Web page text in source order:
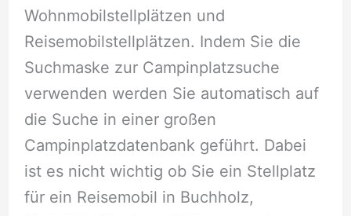
Wohnmobilstellplätzen und
Reisemobilstellplätzen. Indem Sie die
Suchmaske zur Campinplatzsuche
verwenden werden Sie automatisch auf
die Suche in einer großen
Campinplatzdatenbank geführt. Dabei
ist es nicht wichtig ob Sie ein Stellplatz
für ein Reisemobil in Buchholz,